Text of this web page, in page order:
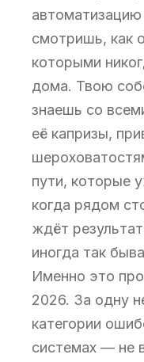
автоматизацию
смотришь, как
которыми
дома. Твою
знаешь со
её капризы,
пути, которые
когда рядом
ждёт
иногда так
Именно это
2026. За одну
категории
системах — не